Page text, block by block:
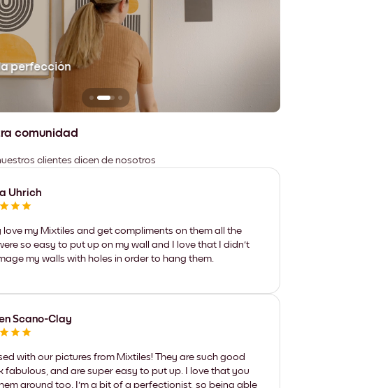
perfección
comunidad
clientes dicen de nosotros
Uhrich
love my Mixtiles and get compliments on them all the
so easy to put up on my wall and I love that I didn't
my walls with holes in order to hang them.
Scano-Clay
with our pictures from Mixtiles! They are such good
fabulous, and are super easy to put up. I love that you
around too. I'm a bit of a perfectionist, so being able